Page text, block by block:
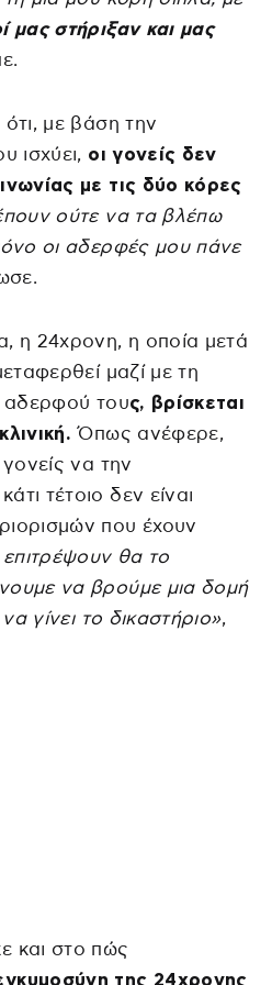
μας στήριξαν και μας
με βάση την
ισχύει, οι γονείς δεν
με τις δύο κόρες
ούτε να τα βλέπω
οι αδερφές μου πάνε
η 24χρονη, η οποία μετά
μαζί με τη
αδερφού τους, βρίσκεται
Όπως ανέφερε,
να την
τέτοιο δεν είναι
που έχουν
θα το
να βρούμε μια δομή
γίνει το δικαστήριο»,
και στο πώς
της 24χρονης